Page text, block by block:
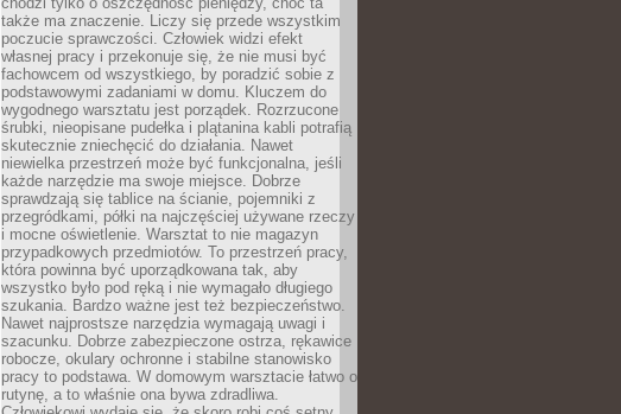
także ma znaczenie. Liczy się przede wszystkim
poczucie sprawczości. Człowiek widzi efekt
własnej pracy i przekonuje się, że nie musi być
fachowcem od wszystkiego, by poradzić sobie z
podstawowymi zadaniami w domu. Kluczem do
wygodnego warsztatu jest porządek. Rozrzucone
śrubki, nieopisane pudełka i plątanina kabli potrafią
skutecznie zniechęcić do działania. Nawet
niewielka przestrzeń może być funkcjonalna, jeśli
każde narzędzie ma swoje miejsce. Dobrze
sprawdzają się tablice na ścianie, pojemniki z
przegródkami, półki na najczęściej używane rzeczy
i mocne oświetlenie. Warsztat to nie magazyn
przypadkowych przedmiotów. To przestrzeń pracy,
która powinna być uporządkowana tak, aby
wszystko było pod ręką i nie wymagało długiego
szukania. Bardzo ważne jest też bezpieczeństwo.
Nawet najprostsze narzędzia wymagają uwagi i
szacunku. Dobrze zabezpieczone ostrza, rękawice
robocze, okulary ochronne i stabilne stanowisko
pracy to podstawa. W domowym warsztacie łatwo o
rutynę, a to właśnie ona bywa zdradliwa.